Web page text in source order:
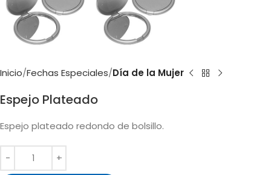
Inicio Fechas Especiales Día de la Mujer
Espejo Plateado
Espejo plateado redondo de bolsillo.